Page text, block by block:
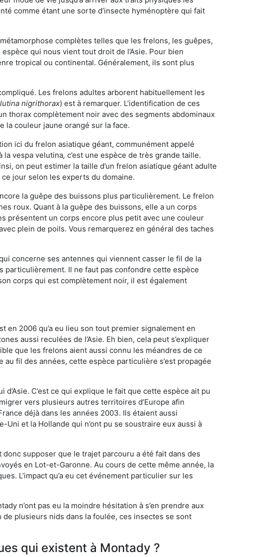
comme étant une sorte d’insecte hyménoptère qui fait
complètes telles que les frelons, les guêpes,
qui nous vient tout droit de l’Asie. Pour bien
tropical ou continental. Généralement, ils sont plus
Les frelons adultes arborent habituellement les
nigrithorax) est à remarquer. L’identification de ces
thorax complètement noir avec des segments abdominaux
la couleur jaune orangé sur la face.
ici du frelon asiatique géant, communément appelé
la vespa velutina, c’est une espèce de très grande taille.
on peut estimer la taille d’un frelon asiatique géant adulte
ce jour selon les experts du domaine.
la guêpe des buissons plus particulièrement. Le frelon
roux. Quant à la guêpe des buissons, elle a un corps
présentent un corps encore plus petit avec une couleur
plein de poils. Vous remarquerez en général des taches
concerne ses antennes qui viennent casser le fil de la
particulièrement. Il ne faut pas confondre cette espèce
corps qui est complètement noir, il est également
en 2006 qu’a eu lieu son tout premier signalement en
aussi reculées de l’Asie. Eh bien, cela peut s’expliquer
que les frelons aient aussi connu les méandres de ce
fil des années, cette espèce particulière s’est propagée
C’est ce qui explique le fait que cette espèce ait pu
vers plusieurs autres territoires d’Europe afin
déjà dans les années 2003. Ils étaient aussi
et la Hollande qui n’ont pu se soustraire eux aussi à
donc supposer que le trajet parcouru a été fait dans des
en Lot-et-Garonne. Au cours de cette même année, la
L’impact qu’a eu cet événement particulier sur les
n’ont pas eu la moindre hésitation à s’en prendre aux
plusieurs nids dans la foulée, ces insectes se sont
qui existent à Montady ?